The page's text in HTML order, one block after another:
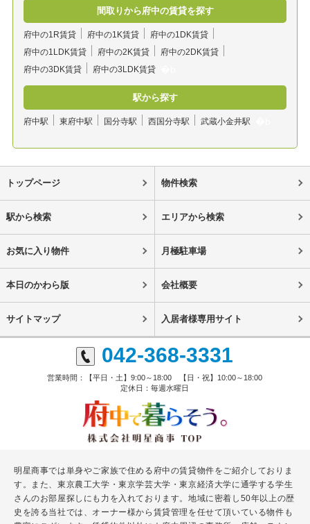
間取りから府中の賃貸を探す
府中の1R賃貸 府中の1K賃貸
府中の1DK賃貸
府中の1LDK賃貸
府中の2K賃貸
府中の2DK賃貸
府中の3DK賃貸
府中の3LDK賃貸
駅から探す
府中駅 東府中駅 国分寺駅 西国分寺駅 武蔵小金井駅
トップページ 物件検索
駅から検索 エリアから検索
お気に入り物件 月極駐車場
本日のかわら版 会社概要
サイトマップ 入居者様専用サイト
042-368-3331
営業時間：【平日・土】9:00～18:00 【日・祝】10:00～18:00
定休日：毎週水曜日
明星商事では単身やご家族で住める府中の賃貸物件をご紹介しておりま
す。また、東京農工大学・東京学芸大学・東京経済大学に通学する学生
さんのお部屋探しにも力を入れております。地域に密着し50年以上の歴
史を誇る当社では、オーナー様から賃貸管理を任せて頂いている物件も